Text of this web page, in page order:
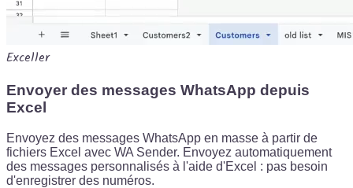
Exceller
Envoyer des messages WhatsApp depuis
Excel
Envoyez des messages WhatsApp en masse à partir de
fichiers Excel avec WA Sender. Envoyez automatiquement
des messages personnalisés à l'aide d'Excel : pas besoin
d'enregistrer des numéros.